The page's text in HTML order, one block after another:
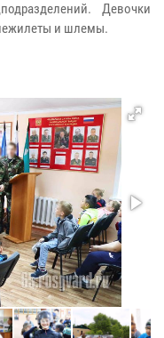
Девочки
и шлемы.